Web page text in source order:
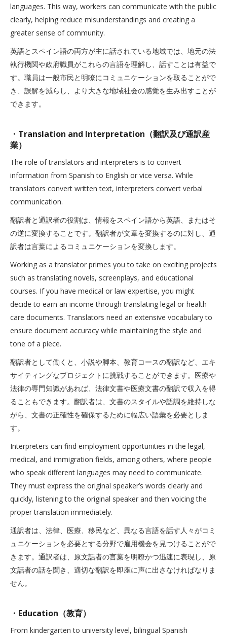
languages. This way, workers can communicate with the public
clearly, helping reduce misunderstandings and creating a
greater sense of community.
英語とスペイン語の両方が主に話されている地域では、地元の法
執行機関や政府職員がこれらの言語を理解し、話すことは有益で
す。職員は一般市民と明瞭にコミュニケーションを取ることがで
き、誤解を減らし、より大きな地域社会の感覚を生み出すことが
できます。
・Translation and Interpretation（翻訳及び通訳産
業）
The role of translators and interpreters is to convert
information from Spanish to English or vice versa. While
translators convert written text, interpreters convert verbal
communication.
翻訳者と通訳者の役割は、情報をスペイン語から英語、またはそ
の逆に変換することです。翻訳者が文章を変換するのに対し、通
訳者は言葉によるコミュニケーションを変換します。
Working as a translator primes you to take on exciting projects
such as translating novels, screenplays, and educational
courses. If you have medical or law expertise, you might
decide to earn an income through translating legal or health
care documents. Translators need an extensive vocabulary to
ensure document accuracy while maintaining the style and
tone of a piece.
翻訳者として働くと、小説や脚本、教育コースの翻訳など、エキ
サイティングなプロジェクトに挑戦することができます。医療や
法律の専門知識があれば、法律文書や医療文書の翻訳で収入を得
ることもできます。翻訳者は、文書のスタイルや語調を維持しな
がら、文書の正確性を確保するために幅広い語彙を必要としま
す。
Interpreters can find employment opportunities in the legal,
medical, and immigration fields, among others, where people
who speak different languages may need to communicate.
They must express the original speaker’s words clearly and
quickly, listening to the original speaker and then voicing the
proper translation immediately.
通訳者は、法律、医療、移民など、異なる言語を話す人々がコミ
ュニケーションを必要とする分野で雇用機会を見つけることがで
きます。通訳者は、原文話者の言葉を明瞭かつ迅速に表現し、原
文話者の話を聞き、適切な翻訳を即座に声に出さなければなりま
せん。
・Education（教育）
From kindergarten to university level, bilingual Spanish